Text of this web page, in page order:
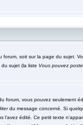
soit sur la page du sujet.
sujet (la liste Vous pouvez
forum, vous pouvez seulement
du message concerné. Si
l'avez édité. Ce petit texte